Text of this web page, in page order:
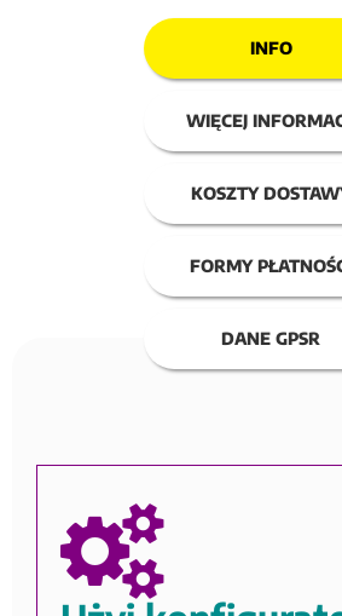
INFO
WIĘCEJ
KOSZTY
FORMY
DANE GPSR